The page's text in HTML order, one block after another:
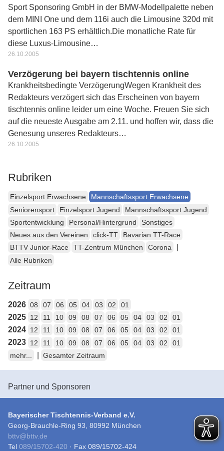
Sport Sponsoring GmbH in der BMW-Modellpalette neben
dem MINI One und dem 116i auch die Limousine 320d mit
sportlichen 163 PS erhältlich.Die monatliche Rate für
diese Luxus-Limousine…
26.10.2005
Verzögerung bei bayern tischtennis online
Krankheitsbedingte VerzögerungWegen Krankheit des
Redakteurs verzögert sich das Erscheinen von bayern
tischtennis online leider um eine Woche. Freuen Sie sich
auf die neueste Ausgabe am 2.11. und hoffen wir, dass die
Genesung unseres Redakteurs…
26.10.2005
Rubriken
Einzelsport Erwachsene
Mannschaftssport Erwachsene
Seniorensport
Einzelsport Jugend
Mannschaftssport Jugend
Sportentwicklung
Personal/Hintergrund
Sonstiges
Neues aus den Vereinen
click-TT
Bavarian TT-Race
BTTV Junior-Race
TT-Zentrum München Corona
Alle Rubriken
Zeitraum
2026 08 07 06 05 04 03 02 01
2025 12 11 10 09 08 07 06 05 04 03 02 01
2024 12 11 10 09 08 07 06 05 04 03 02 01
2023 12 11 10 09 08 07 06 05 04 03 02
01
mehr...
Gesamter Zeitraum
Partner und Sponsoren
Bayerischer Tischtennis-Verband e.V.
Georg-Brauchle-Ring 93, 80992 München
bttv@bttv.de
Tel 089/15702-420 · Fax 089/15702-424